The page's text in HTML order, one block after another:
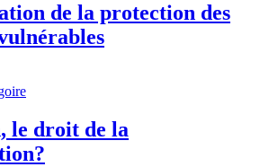
de la protection des
le droit de la